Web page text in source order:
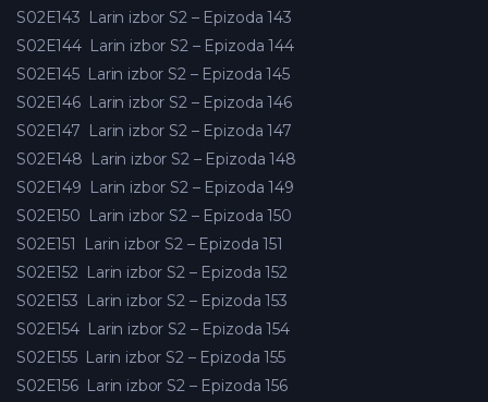
S02E143 Larin izbor S2 – Epizoda 143
S02E144 Larin izbor S2 – Epizoda 144
S02E145 Larin izbor S2 – Epizoda 145
S02E146 Larin izbor S2 – Epizoda 146
S02E147 Larin izbor S2 – Epizoda 147
S02E148 Larin izbor S2 – Epizoda 148
S02E149 Larin izbor S2 – Epizoda 149
S02E150 Larin izbor S2 – Epizoda 150
S02E151
Larin izbor S2 – Epizoda 151
S02E152 Larin izbor S2 – Epizoda 152
S02E153 Larin izbor S2 – Epizoda 153
S02E154 Larin izbor S2 – Epizoda 154
S02E155 Larin izbor S2 – Epizoda 155
S02E156 Larin izbor S2 – Epizoda 156